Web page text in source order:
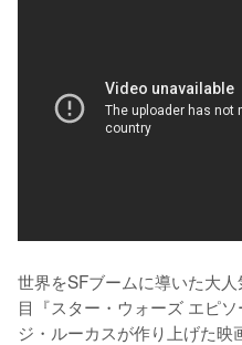
世界をSFブームに導いた大
目『スター・ウォーズ エピ
ジ・ルーカスが作り上げた映